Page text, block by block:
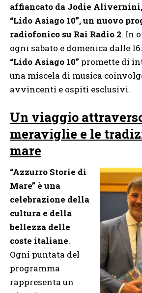
affiancato da Jodie
“Lido Asiago 10”, un nuovo
radiofonico su Rai Radio 2. In
ogni sabato e domenica dalle
“Lido Asiago 10” promette di
una miscela di musica
avvincenti e ospiti esclusivi.
Un viaggio
meraviglie e le
mare
“Azzurro Storie di
Mare” è una
celebrazione della
cultura e della
bellezza delle
coste italiane.
Ogni puntata del
programma
rappresenta un